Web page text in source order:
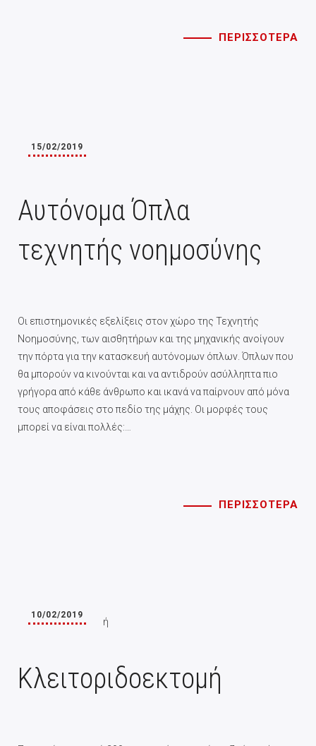
ΠΕΡΙΣΣΟΤΕΡΑ
15/02/2019
Αυτόνομα Όπλα
τεχνητής νοημοσύνης
Οι επιστημονικές εξελίξεις στον χώρο της Τεχνητής
Νοημοσύνης, των αισθητήρων και της μηχανικής ανοίγουν
την πόρτα για την κατασκευή αυτόνομων όπλων. Όπλων που
θα μπορούν να κινούνται και να αντιδρούν ασύλληπτα πιο
γρήγορα από κάθε άνθρωπο και ικανά να παίρνουν από μόνα
τους αποφάσεις στο πεδίο της μάχης. Οι μορφές τους
μπορεί να είναι πολλές:…
ΠΕΡΙΣΣΟΤΕΡΑ
10/02/2019
Κλειτοριδοεκτομή